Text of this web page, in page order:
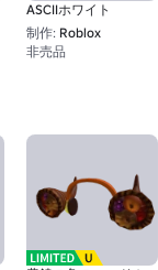
ASCIIホワイト
制作: Roblox
非売品